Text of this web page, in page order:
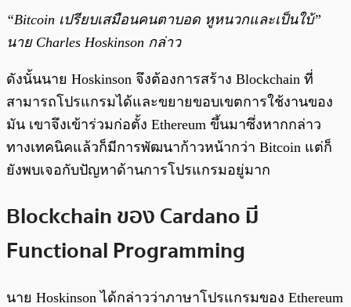
“Bitcoin เปรียบเสมือนคนตาบอด หูหนวกและเป็นใบ้”
นาย Charles Hoskinson กล่าว
ดังนั้นนาย Hoskinson จึงต้องการสร้าง Blockchain ที่
สามารถโปรแกรมได้และขยายขอบเขตการใช้งานของ
มัน เขาจึงเข้าร่วมก่อตั้ง Ethereum ขึ้นมาซึ่งหากกล่าว
ทางเทคนิคแล้วก็มีการพัฒนาก้าวหน้ากว่า Bitcoin แต่ก็
ยังพบเจอกับปัญหาด้านการโปรแกรมอยู่มาก
Blockchain ของ Cardano มี
Functional Programming
นาย Hoskinson ได้กล่าวว่าภาษาโปรแกรมของ Ethereum